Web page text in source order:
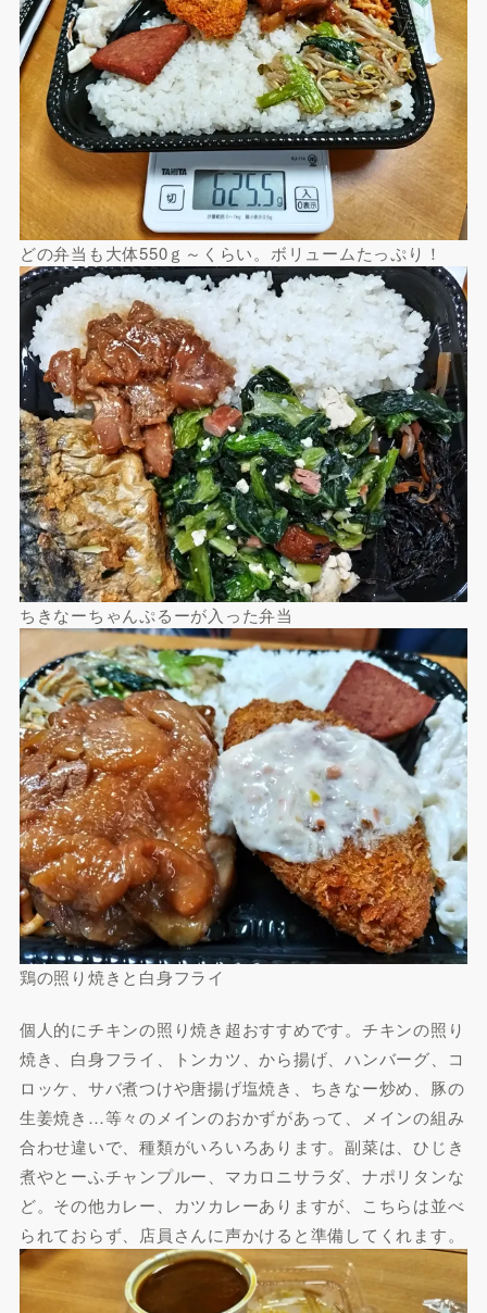
どの弁当も大体550ｇ～くらい。ボリュームたっぷり！
ちきなーちゃんぷるーが入った弁当
鶏の照り焼きと白身フライ
個人的にチキンの照り焼き超おすすめです。チキンの照り
焼き、白身フライ、トンカツ、から揚げ、ハンバーグ、コ
ロッケ、サバ煮つけや唐揚げ塩焼き、ちきなー炒め、豚の
生姜焼き…等々のメインのおかずがあって、メインの組み
合わせ違いで、種類がいろいろあります。副菜は、ひじき
煮やとーふチャンプルー、マカロニサラダ、ナポリタンな
ど。その他カレー、カツカレーありますが、こちらは並べ
られておらず、店員さんに声かけると準備してくれます。